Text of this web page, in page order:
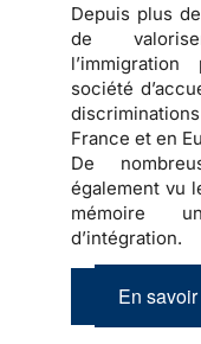
Depuis plus
de
l’immigration
société
discriminations
France et en
De
également vu
mémoire un
d’intégration.
En